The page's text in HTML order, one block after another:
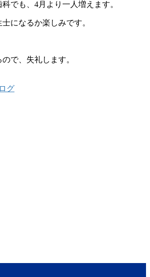
でも、4月より一人増えます。
になるか楽しみです。
で、失礼します。
グ